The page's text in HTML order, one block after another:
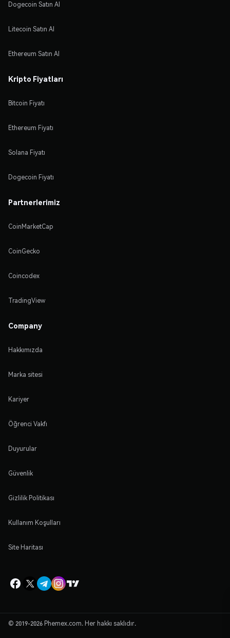
Dogecoin Satın Al
Litecoin Satın Al
Ethereum Satın Al
Kripto Fiyatları
Bitcoin Fiyatı
Ethereum Fiyatı
Solana Fiyatı
Dogecoin Fiyatı
Partnerlerimiz
CoinMarketCap
CoinGecko
Coincodex
TradingView
Company
Hakkımızda
Marka sitesi
Kariyer
Öğrenci Vakfı
Duyurular
Güvenlik
Gizlilik Politikası
Kullanım Koşulları
Site Haritası
© 2019-2026 Phemex.com. Her hakkı saklıdır.